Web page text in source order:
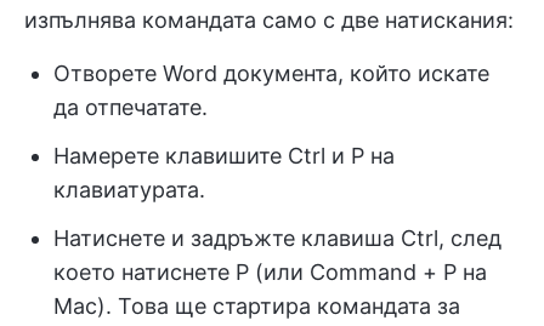
изпълнява командата само с две натискания:
Отворете Word документа, който искате
да отпечатате.
Намерете клавишите Ctrl и P на
клавиатурата.
Натиснете и задръжте клавиша Ctrl, след
което натиснете P (или Command + P на
Mac). Това ще стартира командата за